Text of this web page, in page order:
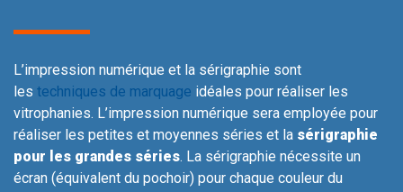
L’impression numérique et la sérigraphie sont
les techniques de marquage idéales pour réaliser les
vitrophanies. L’impression numérique sera employée pour
réaliser les petites et moyennes séries et la sérigraphie
pour les grandes séries. La sérigraphie nécessite un
écran (équivalent du pochoir) pour chaque couleur du